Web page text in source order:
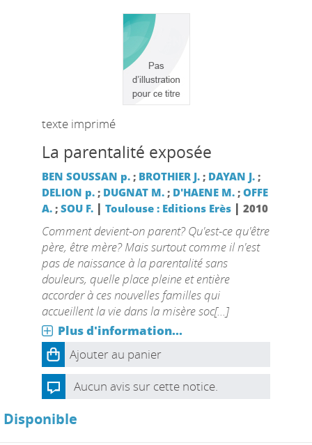
texte imprimé
La parentalité exposée
BEN SOUSSAN p.; BROTHIER J.; DAYAN J.;
DELION p.; DUGNAT M.; D'HAENE M.; OFFE
A.; SOU F. | Toulouse : Editions Erès| 2010
Comment devient-on parent? Qu'est-ce qu'être
père, être mère? Mais surtout comme il n'est
pas de naissance à la parentalité sans
douleurs, quelle place pleine et entière
accorder à ces nouvelles familles qui
accueillent la vie dans la misère soc[...]
Plus d'information...
Ajouter au panier
Aucun avis sur cette notice.
Disponible